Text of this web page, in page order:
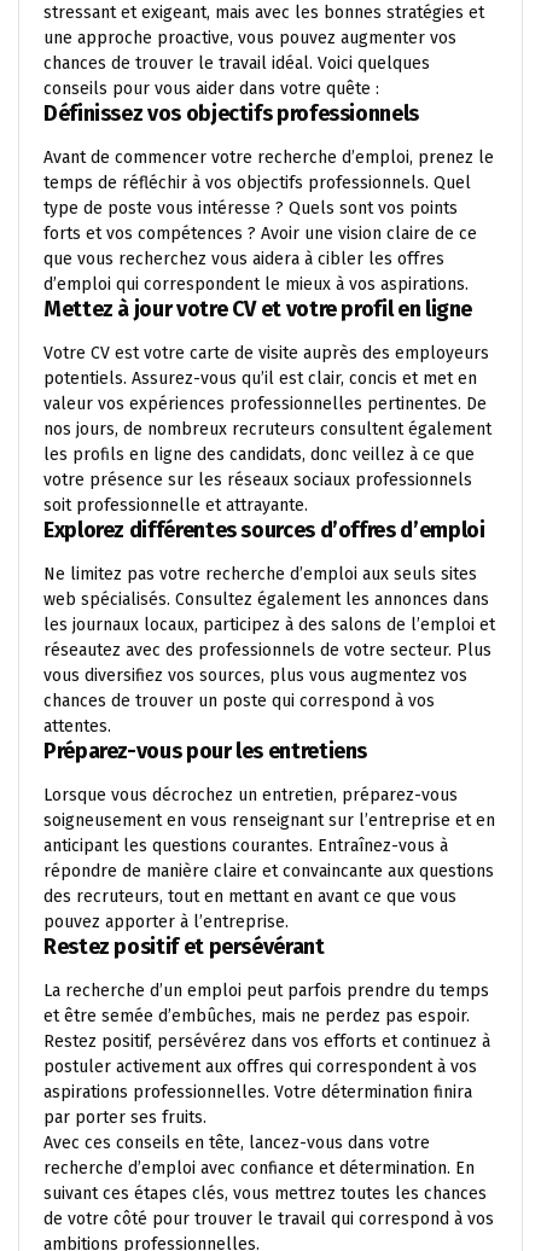
stressant et exigeant, mais avec les bonnes stratégies et
une approche proactive, vous pouvez augmenter vos
chances de trouver le travail idéal. Voici quelques
conseils pour vous aider dans votre quête :
Définissez vos objectifs professionnels
Avant de commencer votre recherche d’emploi, prenez le
temps de réfléchir à vos objectifs professionnels. Quel
type de poste vous intéresse ? Quels sont vos points
forts et vos compétences ? Avoir une vision claire de ce
que vous recherchez vous aidera à cibler les offres
d’emploi qui correspondent le mieux à vos aspirations.
Mettez à jour votre CV et votre profil en ligne
Votre CV est votre carte de visite auprès des employeurs
potentiels. Assurez-vous qu’il est clair, concis et met en
valeur vos expériences professionnelles pertinentes. De
nos jours, de nombreux recruteurs consultent également
les profils en ligne des candidats, donc veillez à ce que
votre présence sur les réseaux sociaux professionnels
soit professionnelle et attrayante.
Explorez différentes sources d’offres d’emploi
Ne limitez pas votre recherche d’emploi aux seuls sites
web spécialisés. Consultez également les annonces dans
les journaux locaux, participez à des salons de l’emploi et
réseautez avec des professionnels de votre secteur. Plus
vous diversifiez vos sources, plus vous augmentez vos
chances de trouver un poste qui correspond à vos
attentes.
Préparez-vous pour les entretiens
Lorsque vous décrochez un entretien, préparez-vous
soigneusement en vous renseignant sur l’entreprise et en
anticipant les questions courantes. Entraînez-vous à
répondre de manière claire et convaincante aux questions
des recruteurs, tout en mettant en avant ce que vous
pouvez apporter à l’entreprise.
Restez positif et persévérant
La recherche d’un emploi peut parfois prendre du temps
et être semée d’embûches, mais ne perdez pas espoir.
Restez positif, persévérez dans vos efforts et continuez à
postuler activement aux offres qui correspondent à vos
aspirations professionnelles. Votre détermination finira
par porter ses fruits.
Avec ces conseils en tête, lancez-vous dans votre
recherche d’emploi avec confiance et détermination. En
suivant ces étapes clés, vous mettrez toutes les chances
de votre côté pour trouver le travail qui correspond à vos
ambitions professionnelles.